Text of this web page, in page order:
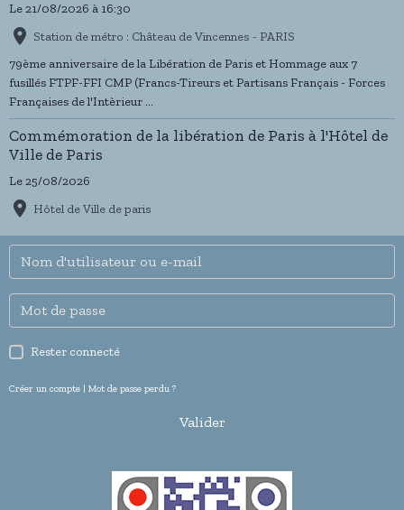
Le 21/08/2026 à 16:30
Station de métro : Château de Vincennes - PARIS
79ème anniversaire de la Libération de Paris et Hommage aux 7
fusillés FTPF-FFI CMP (Francs-Tireurs et Partisans Français - Forces
Françaises de l'Intèrieur ...
Commémoration de la libération de Paris à l'Hôtel de
Ville de Paris
Le 25/08/2026
Hôtel de Ville de paris
Rester connecté
Créer un compte | Mot de passe perdu ?
Valider